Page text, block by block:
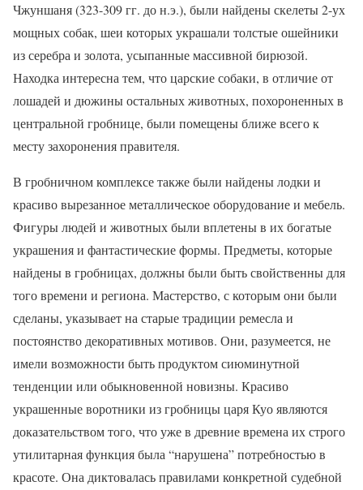
Чжуншаня (323-309 гг. до н.э.), были найдены скелеты 2-ух
мощных собак, шеи которых украшали толстые ошейники
из серебра и золота, усыпанные массивной бирюзой.
Находка интересна тем, что царские собаки, в отличие от
лошадей и дюжины остальных животных, похороненных в
центральной гробнице, были помещены ближе всего к
месту захоронения правителя.
В гробничном комплексе также были найдены лодки и
красиво вырезанное металлическое оборудование и мебель.
Фигуры людей и животных были вплетены в их богатые
украшения и фантастические формы. Предметы, которые
найдены в гробницах, должны были быть свойственны для
того времени и региона. Мастерство, с которым они были
сделаны, указывает на старые традиции ремесла и
постоянство декоративных мотивов. Они, разумеется, не
имели возможности быть продуктом сиюминутной
тенденции или обыкновенной новизны. Красиво
украшенные воротники из гробницы царя Куо являются
доказательством того, что уже в древние времена их строго
утилитарная функция была “нарушена” потребностью в
красоте. Она диктовалась правилами конкретной судебной